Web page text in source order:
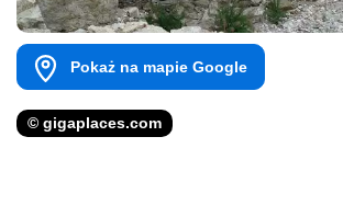
Pokaż na mapie Google
© gigaplaces.com